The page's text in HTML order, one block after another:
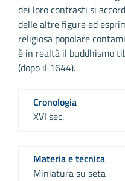
dei loro contrasti si
delle altre figure ed
religiosa popolare
è in realtà il buddhismo
(dopo il 1644).
Cronologia
XVI sec.
Materia e tecnica
Miniatura su seta